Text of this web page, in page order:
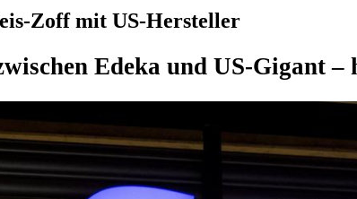
Zoff mit US-Hersteller
Edeka und US-Gigant